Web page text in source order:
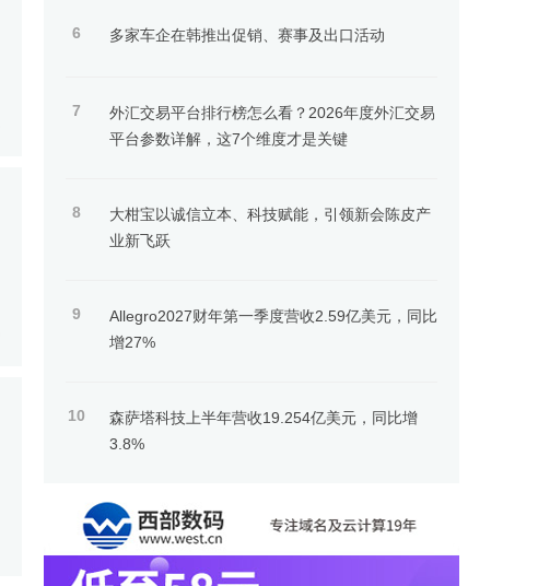
6 多家车企在韩推出促销、赛事及出口活动
7
外汇交易平台排行榜怎么看？2026年度外汇交易
平台参数详解，这7个维度才是关键
8
大柑宝以诚信立本、科技赋能，引领新会陈皮产
业新飞跃
9
Allegro2027财年第一季度营收2.59亿美元，同比
增27%
10
森萨塔科技上半年营收19.254亿美元，同比增
3.8%